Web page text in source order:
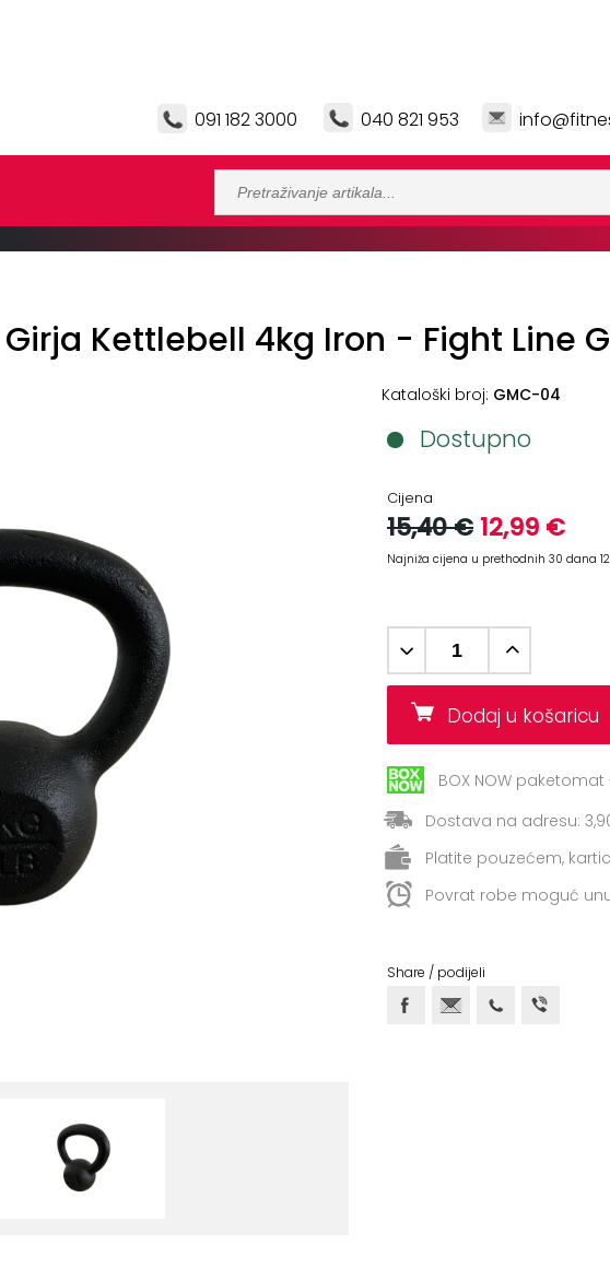
091 182 3000 040 821 953
Girja Kettlebell 4kg Iron - Fight Line
Kataloški broj: GMC-04
Dostupno
Cijena
15,40 € 12,99 €
Najniža cijena u prethodnih 30 dana
Dodaj u
BOX NOW
Dostava na adresu:
Platite pouzećem,
Povrat robe moguć
Share / podijeli